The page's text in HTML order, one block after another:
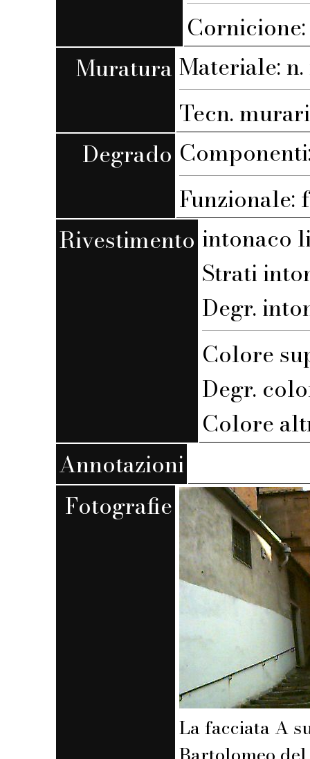
Muratura Materiale: n.
Tecn.
Degrado
Funzionale:
Rivestimento intonaco
Strati
Degr.
Colore
Degr.
Colore
Annotazioni
Fotografie
La facciata A